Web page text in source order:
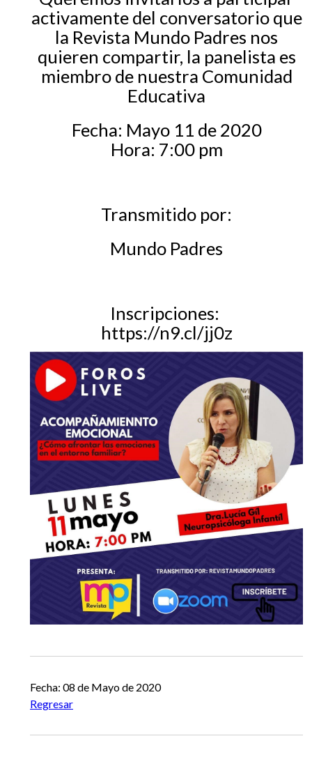
activamente del conversatorio que
la Revista Mundo Padres nos
quieren compartir, la panelista es
miembro de nuestra Comunidad
Educativa
Fecha: Mayo 11 de 2020
Hora: 7:00 pm
Transmitido por:
Mundo Padres
Inscripciones:
https://n9.cl/jj0z
Fecha: 08 de Mayo de 2020
Regresar